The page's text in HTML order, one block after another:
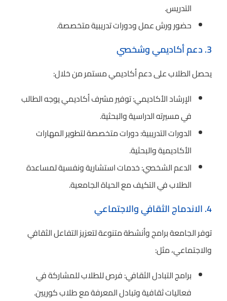
التدريس.
حضور ورش عمل ودورات تدريبية متخصصة.
3. دعم أكاديمي وشخصي
يحصل الطلاب على دعم أكاديمي مستمر من خلال:
الإرشاد الأكاديمي: توفير مشرف أكاديمي يوجه الطالب
في مسيرته الدراسية والبحثية.
الدورات التدريبية: دورات متخصصة لتطوير المهارات
الأكاديمية والبحثية.
الدعم الشخصي: خدمات استشارية ونفسية لمساعدة
الطلاب في التكيف مع الحياة الجامعية.
4. الاندماج الثقافي والاجتماعي
توفر الجامعة برامج وأنشطة متنوعة لتعزيز التفاعل الثقافي
والاجتماعي، مثل:
برامج التبادل الثقافي: فرص للطلاب للمشاركة في
فعاليات ثقافية وتبادل المعرفة مع طلاب كوريين.